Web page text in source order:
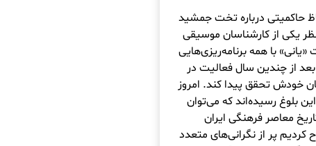
حاکمیتی درباره تخت جمشید
یکی از کارشناسان موسیقی
با همه برنامه‌ریزی‌هایی
از چندین سال فعالیت در
خودش تحقق پیدا کند. امروز
بلوغ رسیده‌اند که می‌توان
معاصر فرهنگی ایران
کردیم پر از نگرانی‌های متعدد